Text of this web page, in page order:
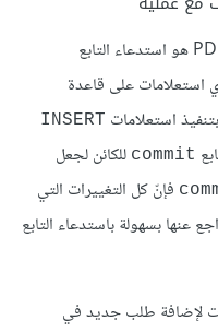
استعلامات على قاعدة
استعلامات INSERT
commit للكائن لجعل
فإنّ كل التغييرات التي
عنها بسهولة باستدعاء التابع
لإضافة طلب جديد في